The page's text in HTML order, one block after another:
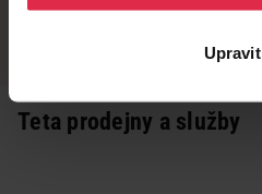
Upravit
Vyzvednutí na
Teta prodejny a služby